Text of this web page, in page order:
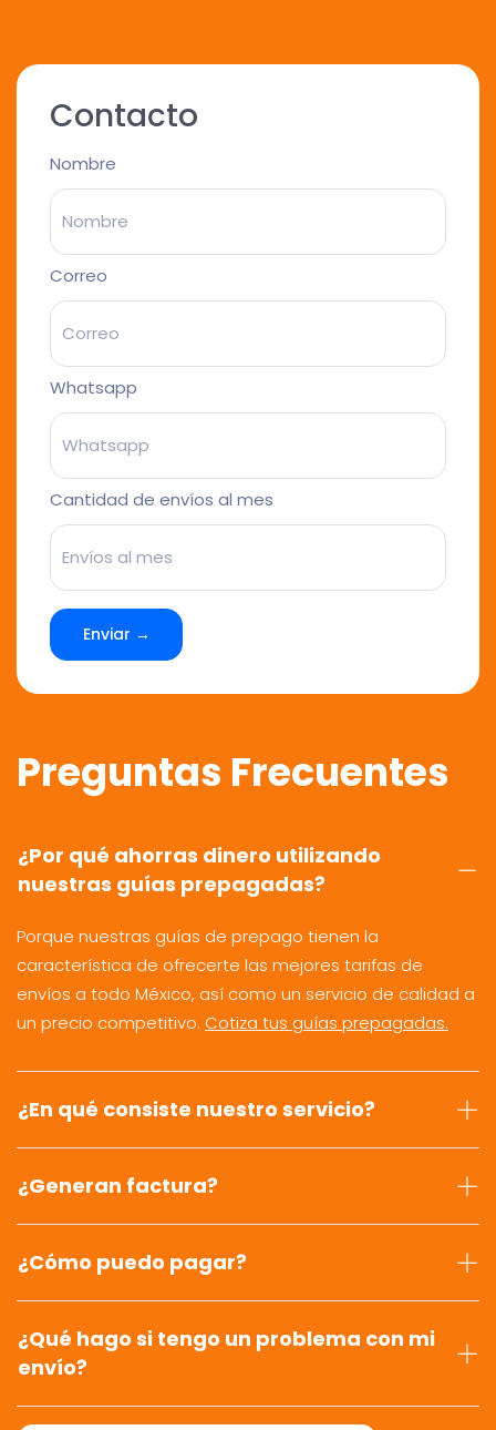
Contacto
Nombre
Correo
Whatsapp
Cantidad de envíos al mes
Enviar →
Preguntas Frecuentes
¿Por qué ahorras dinero utilizando
nuestras guías prepagadas?
Porque nuestras guías de prepago tienen la
característica de ofrecerte las mejores tarifas de
envíos a todo México, así como un servicio de calidad a
un precio competitivo. Cotiza tus guías prepagadas.
¿En qué consiste nuestro servicio?
¿Generan factura?
¿Cómo puedo pagar?
¿Qué hago si tengo un problema con mi
envío?